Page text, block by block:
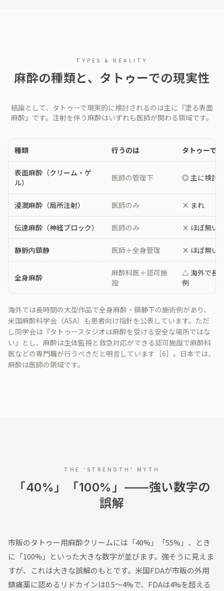
TYPES & REALITY
麻酔の種類と、タトゥーでの現実性
結論として、タトゥーで現実的に検討されるのは主に『塗る表面
麻酔』です。注射を伴う麻酔はいずれも医師が関わる領域です。
種類 行うのは タトゥーで
表面麻酔（クリーム・ゲ
ル）
医師の管理下 ◎ 主に検討
浸潤麻酔（局所注射） 医師のみ × まれ
伝達麻酔（神経ブロック） 医師のみ × ほぼ無い
静脈内鎮静 医師＋全身管理 × ほぼ無い
全身麻酔
麻酔科医＋認可施
設
△ 海外で長
例
海外では長時間の大型作品で全身麻酔・鎮静下の施術例があり、
米国麻酔科学会（ASA）も患者向け指針を公表しています。ただ
し同学会は『タトゥースタジオは麻酔を受ける安全な場所ではな
い』とし、麻酔は生体監視と救急対応ができる認可施設で麻酔科
医などの専門職が行うべきだと明言しています［6］。日本では、
麻酔は医師の領域です。
THE 'STRENGTH' MYTH
「40%」「100%」——強い数字の
誤解
市販のタトゥー用麻酔クリームには「40%」「55%」、とき
に「100%」といった大きな数字が並びます。強そうに見えま
すが、これは大きな誤解のもとです。米国FDAが市販の外用
鎮痛薬に認めるリドカインは0.5〜4%で、FDAは4%を超える